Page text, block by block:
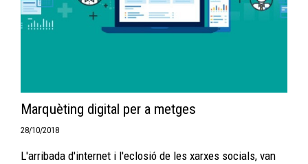
Marquèting digital per a metges
28/10/2018
L'arribada d'internet i l'eclosió de les xarxes socials, van